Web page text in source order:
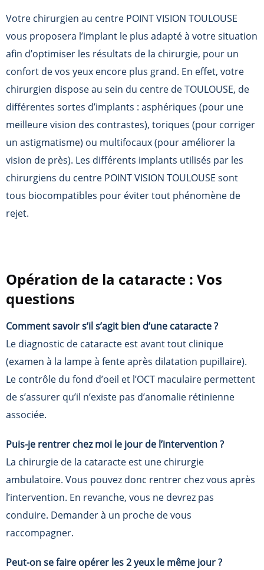
Votre chirurgien au centre POINT VISION TOULOUSE
vous proposera l’implant le plus adapté à votre situation
afin d’optimiser les résultats de la chirurgie, pour un
confort de vos yeux encore plus grand. En effet, votre
chirurgien dispose au sein du centre de TOULOUSE, de
différentes sortes d’implants : asphériques (pour une
meilleure vision des contrastes), toriques (pour corriger
un astigmatisme) ou multifocaux (pour améliorer la
vision de près). Les différents implants utilisés par les
chirurgiens du centre POINT VISION TOULOUSE sont
tous biocompatibles pour éviter tout phénomène de
rejet.
Opération de la cataracte : Vos
questions
Comment savoir s’il s’agit bien d’une cataracte ?
Le diagnostic de cataracte est avant tout clinique
(examen à la lampe à fente après dilatation pupillaire).
Le contrôle du fond d’oeil et l’OCT maculaire permettent
de s’assurer qu’il n’existe pas d’anomalie rétinienne
associée.
Puis-je rentrer chez moi le jour de l’intervention ?
La chirurgie de la cataracte est une chirurgie
ambulatoire. Vous pouvez donc rentrer chez vous après
l’intervention. En revanche, vous ne devrez pas
conduire. Demander à un proche de vous
raccompagner.
Peut-on se faire opérer les 2 yeux le même jour ?